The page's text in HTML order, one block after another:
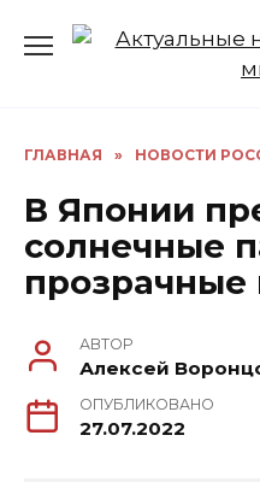
ГЛАВНАЯ » НОВОСТИ
В Японии
солнечные
прозрачные
АВТОР
Алексей
ОПУБЛИКОВАНО
27.07.2022